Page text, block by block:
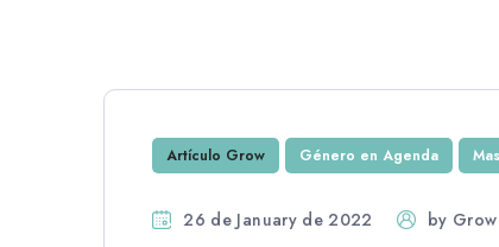
Artículo Grow Género en Agenda
26 de January de 2022 by